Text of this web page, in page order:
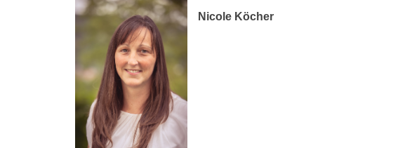
Nicole Köcher